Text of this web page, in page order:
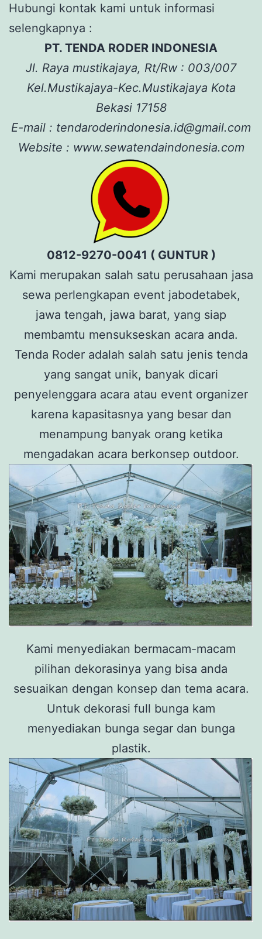
Hubungi kontak kami untuk informasi
selengkapnya :
PT. TENDA RODER INDONESIA
Jl. Raya mustikajaya, Rt/Rw : 003/007
Kel.Mustikajaya-Kec.Mustikajaya Kota
Bekasi 17158
E-mail : tendaroderindonesia.id@gmail.com
Website : www.sewatendaindonesia.com
0812-9270-0041 ( GUNTUR )
Kami merupakan salah satu perusahaan jasa
sewa perlengkapan event jabodetabek,
jawa tengah, jawa barat, yang siap
membamtu mensukseskan acara anda.
Tenda Roder adalah salah satu jenis tenda
yang sangat unik, banyak dicari
penyelenggara acara atau event organizer
karena kapasitasnya yang besar dan
menampung banyak orang ketika
mengadakan acara berkonsep outdoor.
Kami menyediakan bermacam-macam
pilihan dekorasinya yang bisa anda
sesuaikan dengan konsep dan tema acara.
Untuk dekorasi full bunga kam
menyediakan bunga segar dan bunga
plastik.